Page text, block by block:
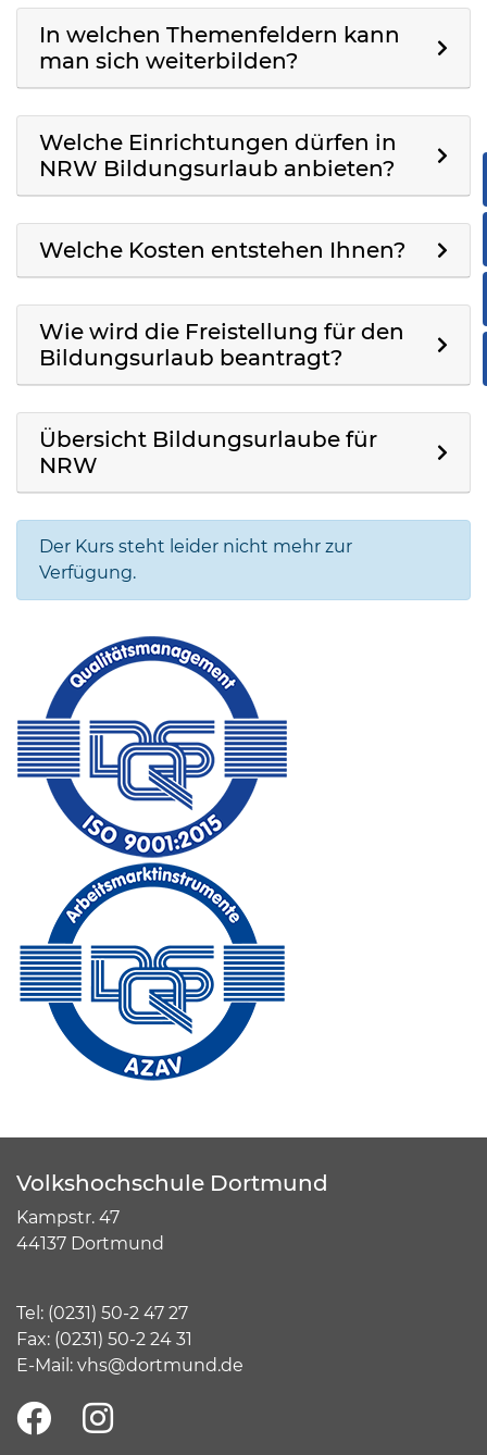
In welchen Themenfeldern kann
man sich weiterbilden?
Welche Einrichtungen dürfen in
NRW Bildungsurlaub anbieten?
Welche Kosten entstehen Ihnen?
Wie wird die Freistellung für den
Bildungsurlaub beantragt?
Übersicht Bildungsurlaube für
NRW
Der Kurs steht leider nicht mehr zur
Verfügung.
Volkshochschule Dortmund
Kampstr. 47
44137 Dortmund
Tel: (0231) 50-2 47 27
Fax: (0231) 50-2 24 31
E-Mail: vhs@dortmund.de